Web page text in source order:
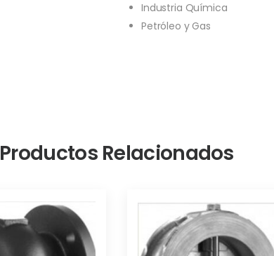
Industria Química
Petróleo y Gas
Productos Relacionados